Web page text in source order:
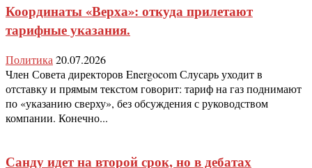
Координаты «Верха»: откуда прилетают
тарифные указания.
Политика 20.07.2026
Член Совета директоров Energocom Слусарь уходит в
отставку и прямым текстом говорит: тариф на газ поднимают
по «указанию сверху», без обсуждения с руководством
компании. Конечно...
Санду идет на второй срок, но в дебатах